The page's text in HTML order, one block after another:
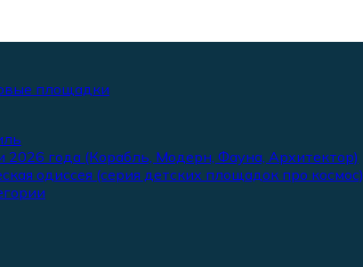
площадки
2026 года (Корабль, Модерн, Фауна, Архитектор)
одиссея (серия детских площадок про космос)